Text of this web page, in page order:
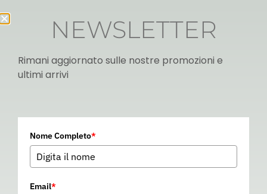
NEWSLETTER
Rimani aggiornato sulle nostre promozioni e
ultimi arrivi
Nome Completo*
Email*